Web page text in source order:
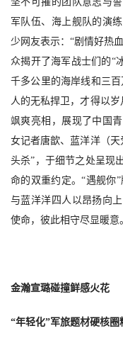
军队伍、海上舰队的演
少网友表示：“剧情好热
众揭开了海军战士们的“
千多公里的海岸线和三
人的无私捍卫，才得以
飒爽亮相，展现了中国
女记者唐歆、蓝洋洋（
头杀”，于细节之处呈现
命的双重约定。“遇舰你
与蓝洋洋四人以昂扬向
使命，彼此相守尽显暖意
金瀚宣璐碰撞鲜感火花
“年轻化”军旅题材硬核圈